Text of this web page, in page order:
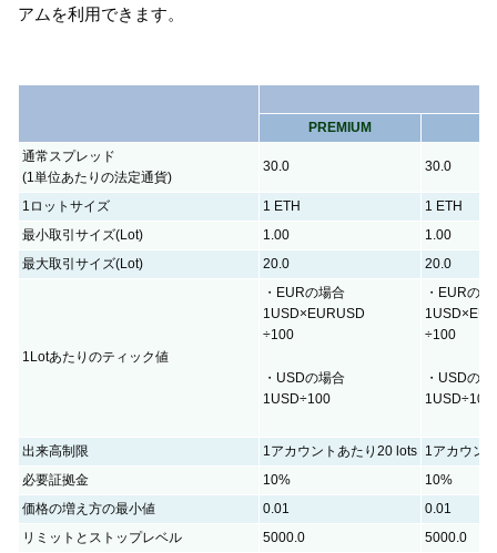
アムを利用できます。
PREMIUM
通常スプレッド
(1単位あたりの法定通貨)
30.0 30.0
1ロットサイズ 1 ETH
1 ETH
最小取引サイズ(Lot)
1.00
1.00
最大取引サイズ(Lot)
20.0 20.0
1Lotあたりのティック値
・EURの場合
1USD×EURUSD
÷100
・USDの場合
1USD÷100
・EURの場
÷100
・USDの場
1USD÷100
出来高制限 1アカウントあたり20 lots 1アカウン
必要証拠金
10%
10%
価格の増え方の最小値
0.01
0.01
リミットとストップレベル
5000.0
5000.0